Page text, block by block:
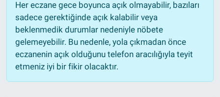
Her eczane gece boyunca açık olmayabilir, bazıları
sadece gerektiğinde açık kalabilir veya
beklenmedik durumlar nedeniyle nöbete
gelemeyebilir. Bu nedenle, yola çıkmadan önce
eczanenin açık olduğunu telefon aracılığıyla teyit
etmeniz iyi bir fikir olacaktır.